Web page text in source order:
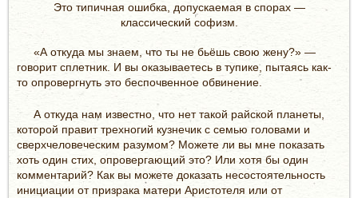
Это типичная ошибка, допускаемая в спорах —
классический софизм.
«А откуда мы знаем, что ты не бьёшь свою жену?» —
говорит сплетник. И вы оказываетесь в тупике, пытаясь как-
то опровергнуть это беспочвенное обвинение.
А откуда нам известно, что нет такой райской планеты,
которой правит трехногий кузнечик с семью головами и
сверхчеловеческим разумом? Можете ли вы мне показать
хоть один стих, опровергающий это? Или хотя бы один
комментарий? Как вы можете доказать несостоятельность
инициации от призрака матери Аристотеля или от